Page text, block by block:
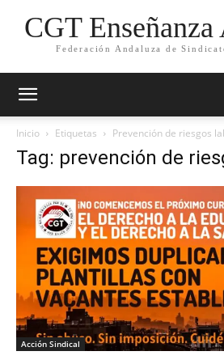
CGT
Federación Andaluza de
Inicio Etiquetas Prevención de riesgos
Tag: prevención de
Acción Sindical